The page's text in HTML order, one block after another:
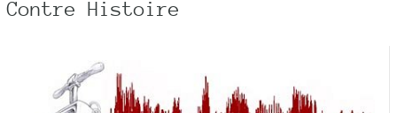
Contre Histoire